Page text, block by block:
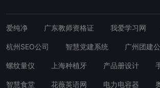
爱纯净 广东教师资格证 我爱学习网
杭州SEO公司 智慧党建系统 广州团建
螺纹量仪 上海种植牙 产品册设计
智慧食堂 花薇英语网 电力电容器